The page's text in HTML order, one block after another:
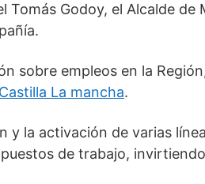
Tomás Godoy, el Alcalde
sobre empleos en la
La mancha.
y la activación de varias
de trabajo,